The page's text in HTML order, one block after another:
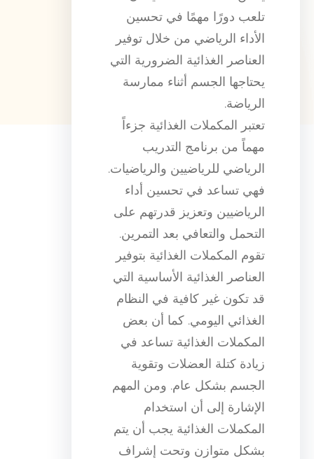
تلعب دورًا مهمًا في تحسين
الأداء الرياضي من خلال توفير
العناصر الغذائية الضرورية التي
يحتاجها الجسم أثناء ممارسة
الرياضة.
تعتبر المكملات الغذائية جزءاً
مهماً من برنامج التدريب
الرياضي للرياضيين والرياضيات.
فهي تساعد في تحسين أداء
الرياضيين وتعزيز قدرتهم على
التحمل والتعافي بعد التمرين.
تقوم المكملات الغذائية بتوفير
العناصر الغذائية الأساسية التي
قد تكون غير كافية في النظام
الغذائي اليومي. كما أن بعض
المكملات الغذائية تساعد في
زيادة كتلة العضلات وتقوية
الجسم بشكل عام. ومن المهم
الإشارة إلى أن استخدام
المكملات الغذائية يجب أن يتم
بشكل متوازن وتحت إشراف